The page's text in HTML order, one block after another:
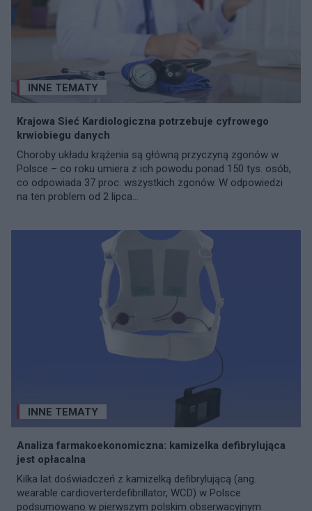
INNE TEMATY
Krajowa Sieć Kardiologiczna potrzebuje cyfrowego
krwiobiegu danych
Choroby układu krążenia są główną przyczyną zgonów w
Polsce – co roku umiera z ich powodu ponad 150 tys. osób,
co odpowiada 37 proc. wszystkich zgonów. W odpowiedzi
na ten problem od 2 lipca...
INNE TEMATY
Analiza farmakoekonomiczna: kamizelka defibrylująca
jest opłacalna
Kilka lat doświadczeń z kamizelką defibrylującą (ang.
wearable cardioverterdefibrillator, WCD) w Polsce
podsumowano w pierwszym polskim obserwacyjnym